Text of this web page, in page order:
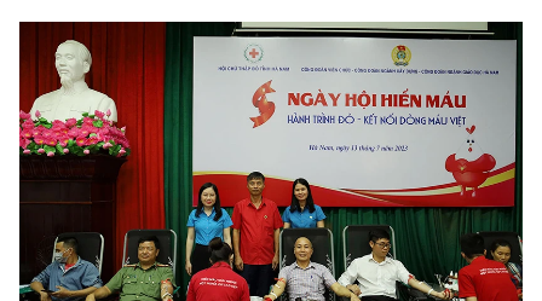
RADIO
MEDIA CENTER
E-Magazine
Media Chính trị